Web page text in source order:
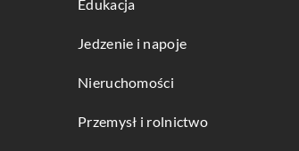
Edukacja
Jedzenie i napoje
Nieruchomości
Przemysł i rolnictwo